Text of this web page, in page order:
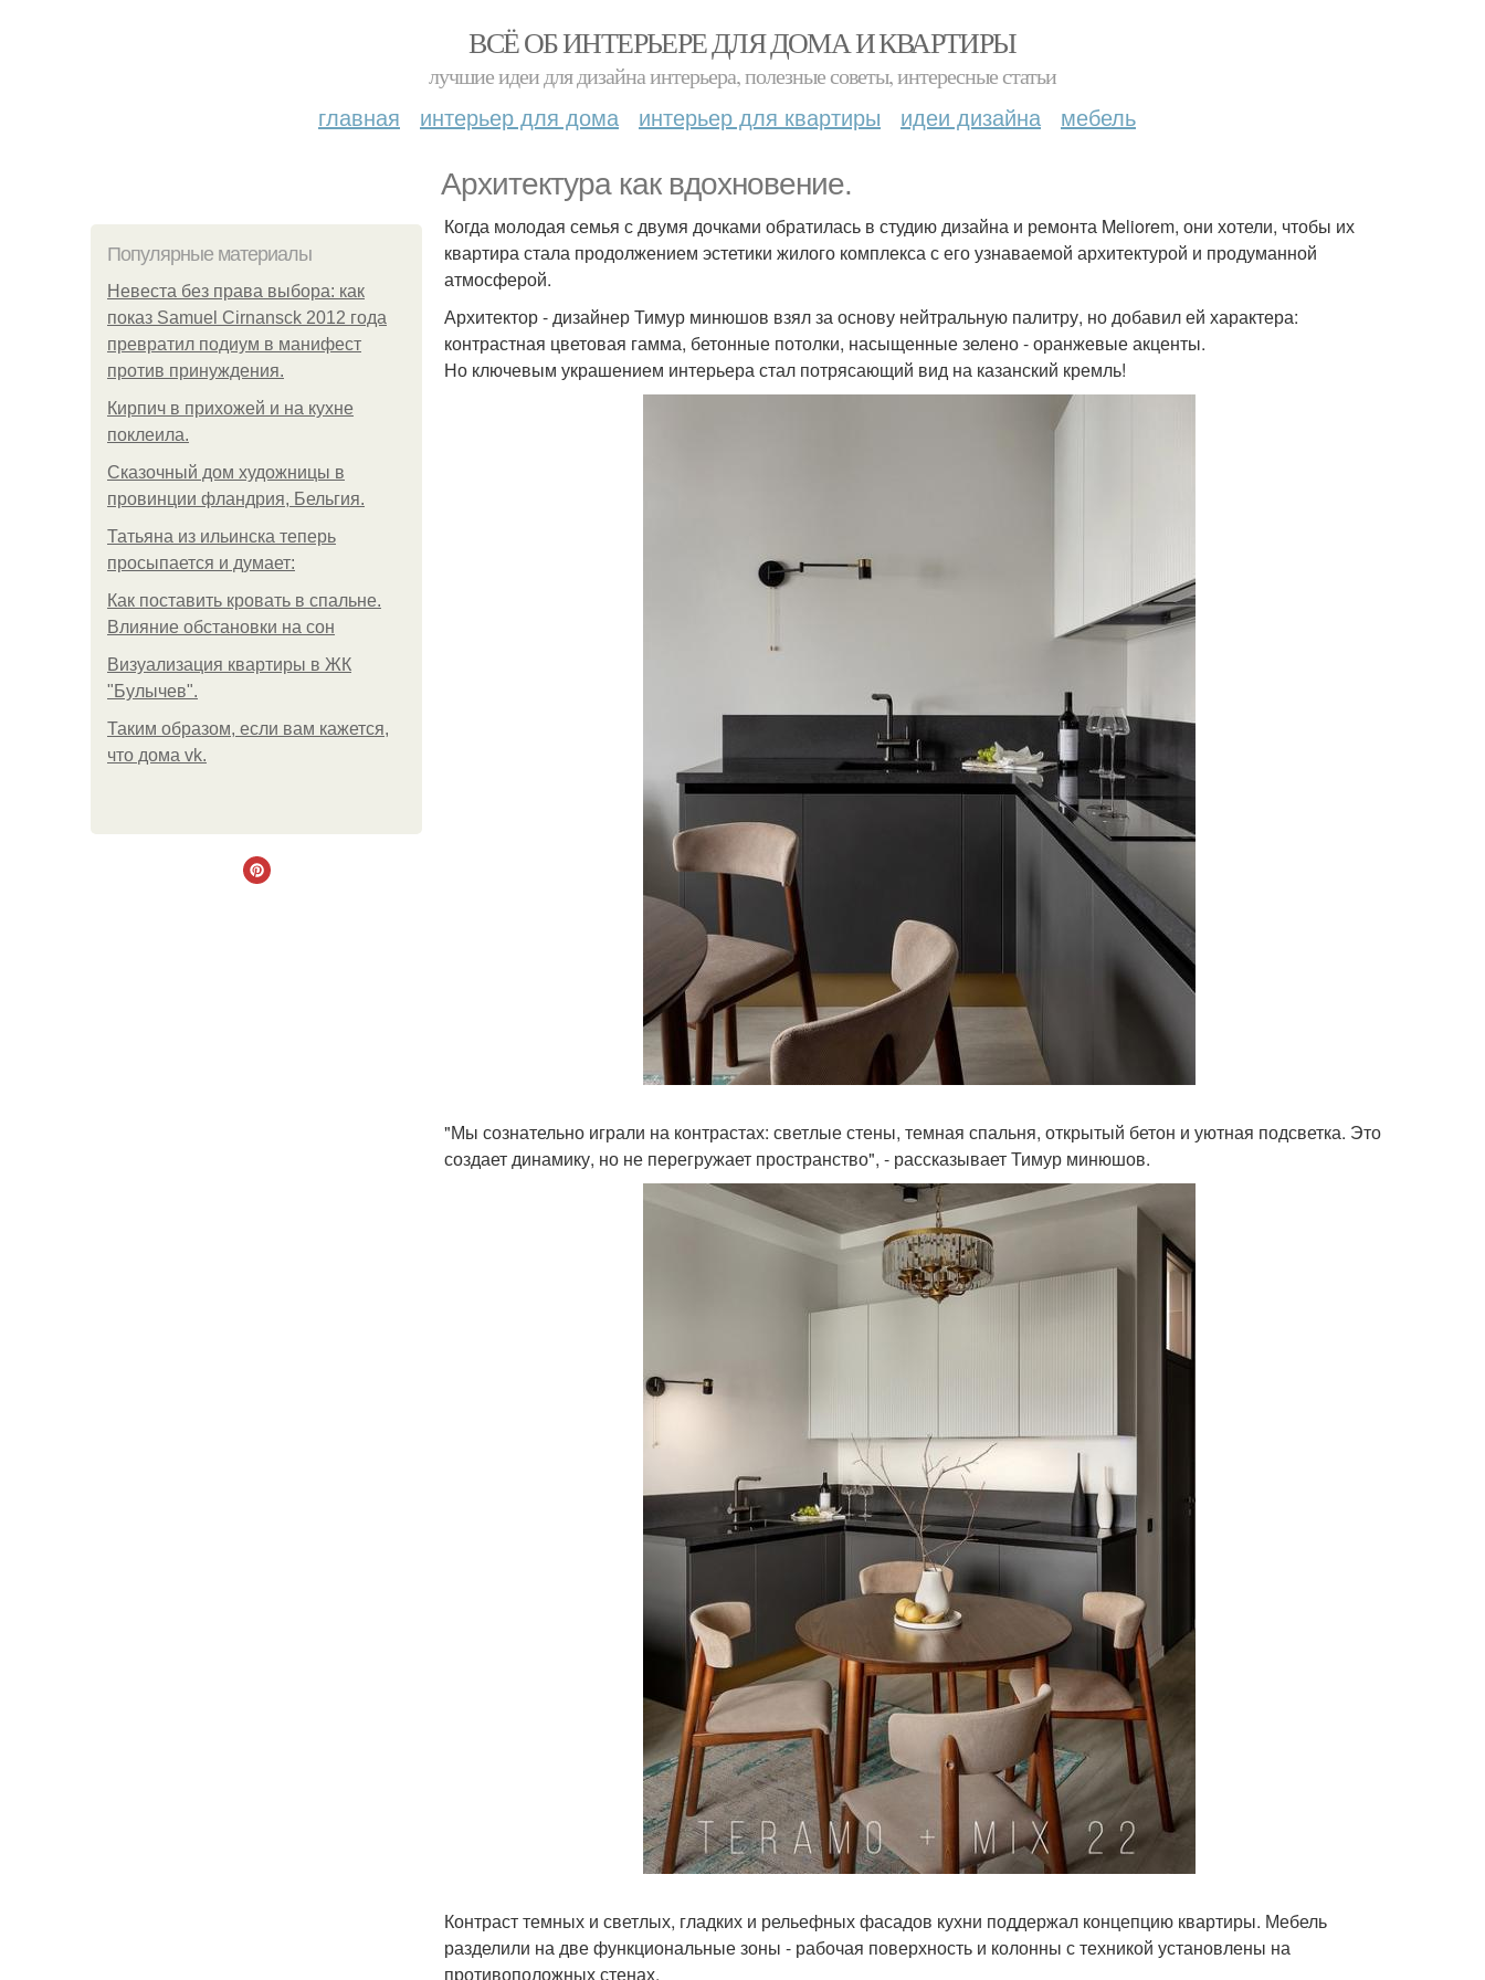
ВСЁ ОБ ИНТЕРЬЕРЕ ДЛЯ ДОМА И КВАРТИРЫ
лучшие идеи для дизайна интерьера, полезные советы, интересные статьи
главная интерьер для дома интерьер для квартиры идеи дизайна мебель
Архитектура как вдохновение.
Популярные материалы
Невеста без права выбора: как
показ Samuel Cirnansck 2012 года
превратил подиум в манифест
против принуждения.
Кирпич в прихожей и на кухне
поклеила.
Сказочный дом художницы в
провинции фландрия, Бельгия.
Татьяна из ильинска теперь
просыпается и думает:
Как поставить кровать в спальне.
Влияние обстановки на сон
Визуализация квартиры в ЖК
"Булычев".
Таким образом, если вам кажется,
что дома vk.
Когда молодая семья с двумя дочками обратилась в студию дизайна и ремонта Meliorem, они хотели, чтобы их
квартира стала продолжением эстетики жилого комплекса с его узнаваемой архитектурой и продуманной
атмосферой.
Архитектор - дизайнер Тимур минюшов взял за основу нейтральную палитру, но добавил ей характера:
контрастная цветовая гамма, бетонные потолки, насыщенные зелено - оранжевые акценты.
Но ключевым украшением интерьера стал потрясающий вид на казанский кремль!
"Мы сознательно играли на контрастах: светлые стены, темная спальня, открытый бетон и уютная подсветка. Это
создает динамику, но не перегружает пространство", - рассказывает Тимур минюшов.
Контраст темных и светлых, гладких и рельефных фасадов кухни поддержал концепцию квартиры. Мебель
разделили на две функциональные зоны - рабочая поверхность и колонны с техникой установлены на
противоположных стенах.